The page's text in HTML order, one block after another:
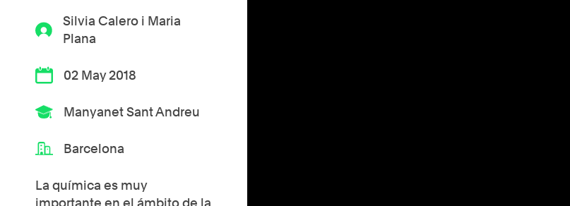
Silvia Calero i Maria
Plana
02 May 2018
Manyanet Sant Andreu
Barcelona
La química es muy
importante en el ámbito de la